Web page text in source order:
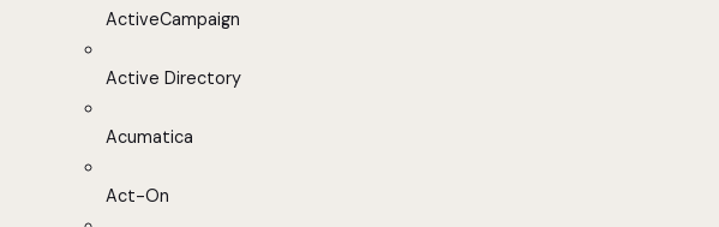
ActiveCampaign
Active Directory
Acumatica
Act-On